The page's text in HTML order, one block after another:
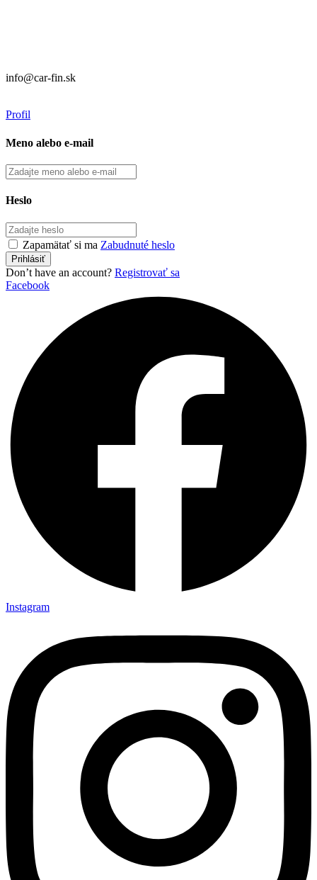
info@car-fin.sk
Profil
Meno alebo e-mail
Heslo
Zapamätať si ma Zabudnuté heslo
Don’t have an account? Registrovať sa
Facebook
Instagram